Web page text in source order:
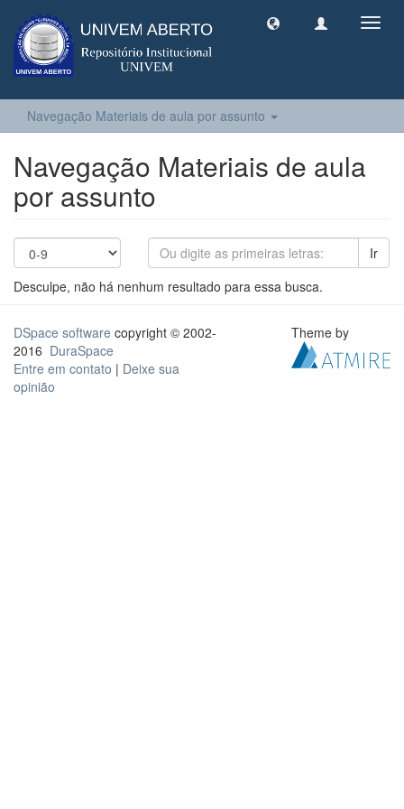
Navegação Materiais de aula por assunto
Navegação Materiais de aula
por assunto
Ir
Desculpe, não há nenhum resultado para essa busca.
DSpace software copyright © 2002-
2016 DuraSpace
Entre em contato | Deixe sua
opinião
Theme by